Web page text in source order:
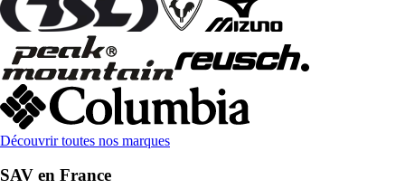
Découvrir toutes nos marques
SAV en France